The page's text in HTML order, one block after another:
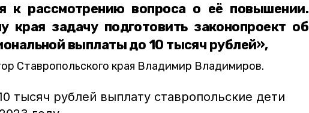
к рассмотрению вопроса о её повышении.
края задачу подготовить законопроект об
выплаты до 10 тысяч рублей»,
Ставропольского края Владимир Владимиров.
тысяч рублей выплату ставропольские дети